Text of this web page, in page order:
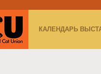
КАЛЕНДАРЬ